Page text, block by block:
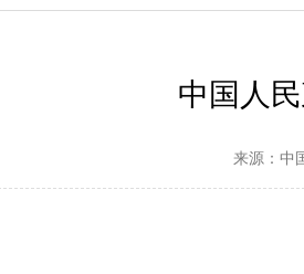
常委会议
中国人
来源：中